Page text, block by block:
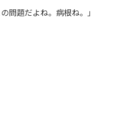
問題だよね。病根ね。」